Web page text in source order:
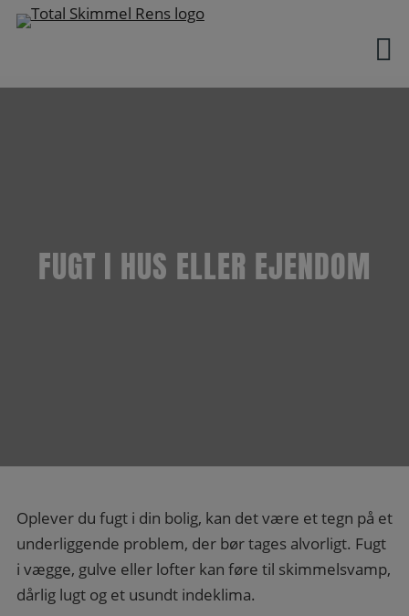
FUGT I HUS ELLER EJENDOM
Oplever du fugt i din bolig, kan det være et tegn på et
underliggende problem, der bør tages alvorligt. Fugt
i vægge, gulve eller lofter kan føre til skimmelsvamp,
dårlig lugt og et usundt indeklima.